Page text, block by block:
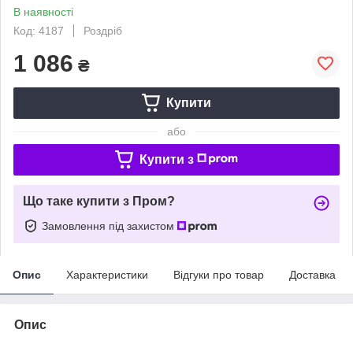
В наявності
Код: 4187
Роздріб
1 086 ₴
Купити
або
Купити з
Що таке купити з Пром?
Замовлення під захистом
Опис Характеристики Відгуки про товар Доставка
Опис